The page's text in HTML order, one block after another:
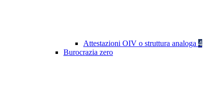
Attestazioni OIV o struttura analoga 4
Burocrazia zero